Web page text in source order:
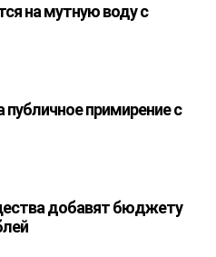
на мутную воду с
публичное примирение с
добавят бюджету